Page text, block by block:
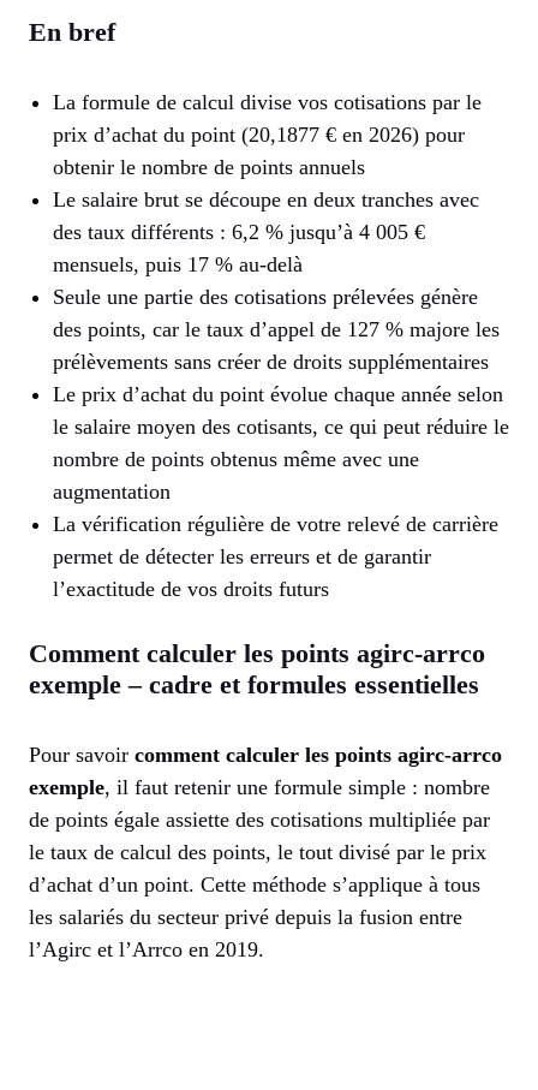
En bref
La formule de calcul divise vos cotisations par le
prix d’achat du point (20,1877 € en 2026) pour
obtenir le nombre de points annuels
Le salaire brut se découpe en deux tranches avec
des taux différents : 6,2 % jusqu’à 4 005 €
mensuels, puis 17 % au-delà
Seule une partie des cotisations prélevées génère
des points, car le taux d’appel de 127 % majore les
prélèvements sans créer de droits supplémentaires
Le prix d’achat du point évolue chaque année selon
le salaire moyen des cotisants, ce qui peut réduire le
nombre de points obtenus même avec une
augmentation
La vérification régulière de votre relevé de carrière
permet de détecter les erreurs et de garantir
l’exactitude de vos droits futurs
Comment calculer les points agirc-arrco
exemple – cadre et formules essentielles
Pour savoir comment calculer les points agirc-arrco
exemple, il faut retenir une formule simple : nombre
de points égale assiette des cotisations multipliée par
le taux de calcul des points, le tout divisé par le prix
d’achat d’un point. Cette méthode s’applique à tous
les salariés du secteur privé depuis la fusion entre
l’Agirc et l’Arrco en 2019.